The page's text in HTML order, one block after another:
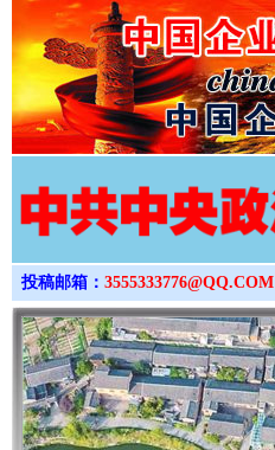
投稿邮箱： 3555333776@QQ.COM